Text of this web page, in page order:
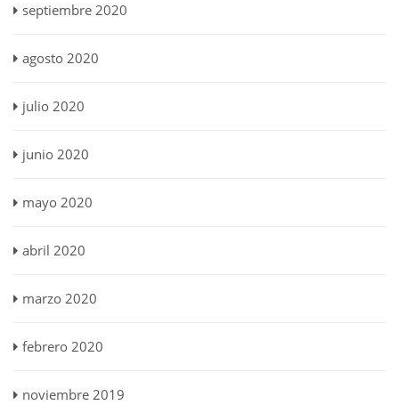
septiembre 2020
agosto 2020
julio 2020
junio 2020
mayo 2020
abril 2020
marzo 2020
febrero 2020
noviembre 2019